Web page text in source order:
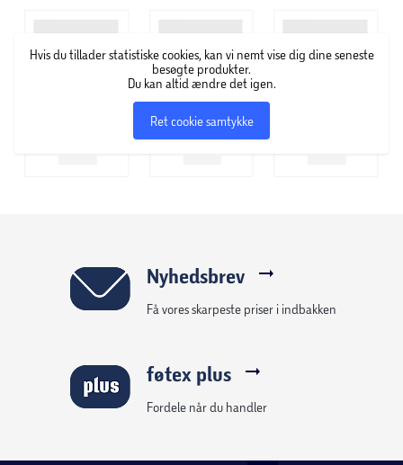
Bruges som en almindelig hårkur i håndklædetørt hår
Lad virke i 5 minutter eller længere for et mere intensivt
Skyl grundigt ud og style håret som normalt. Brug venligst
Hvis du tillader statistiske cookies, kan vi nemt vise dig dine seneste
besøgte produkter.
Du kan altid ændre det igen.
Ret cookie samtykke
Nyhedsbrev
Få vores skarpeste priser i indbakken
føtex plus
Fordele når du handler